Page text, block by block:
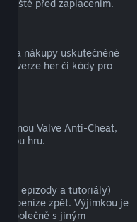
ještě před zaplacením.
za nákupy uskutečněné
verze her či kódy pro
Valve Anti-Cheat,
hru.
epizody a tutoriály)
peníze zpět. Výjimkou je
společně s jiným